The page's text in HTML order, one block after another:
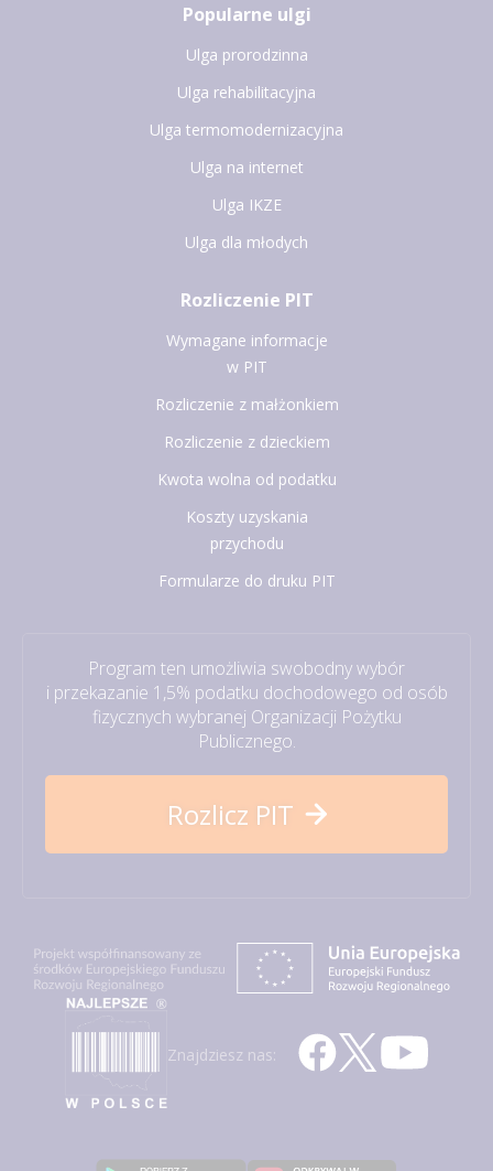
Popularne ulgi
Ulga prorodzinna
Ulga rehabilitacyjna
Ulga termomodernizacyjna
Ulga na internet
Ulga IKZE
Ulga dla młodych
Rozliczenie PIT
Wymagane informacje
w PIT
Rozliczenie z małżonkiem
Rozliczenie z dzieckiem
Kwota wolna od podatku
Koszty uzyskania
przychodu
Formularze do druku PIT
Program ten umożliwia swobodny wybór
i przekazanie 1,5% podatku dochodowego od osób
fizycznych wybranej Organizacji Pożytku
Publicznego.
Rozlicz PIT
Znajdziesz nas: